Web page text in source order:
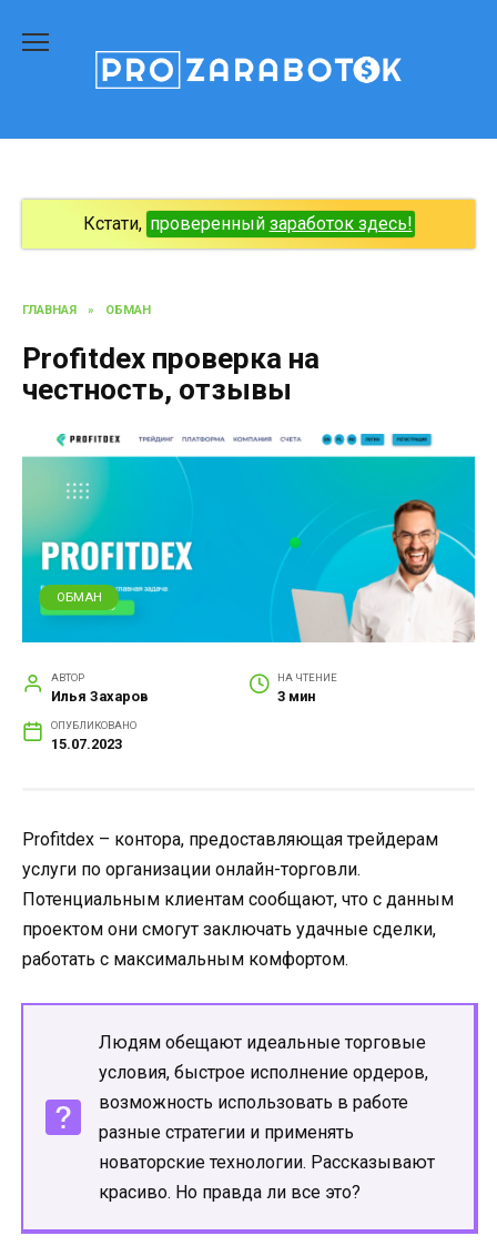
содержанию
Кстати, проверенный заработок здесь!
ГЛАВНАЯ » ОБМАН
Profitdex проверка на
честность, отзывы
ОБМАН
АВТОР
Илья Захаров
НА ЧТЕНИЕ
3 мин
ОПУБЛИКОВАНО
15.07.2023
Profitdex – контора, предоставляющая трейдерам
услуги по организации онлайн-торговли.
Потенциальным клиентам сообщают, что с данным
проектом они смогут заключать удачные сделки,
работать с максимальным комфортом.
Людям обещают идеальные торговые
условия, быстрое исполнение ордеров,
возможность использовать в работе
разные стратегии и применять
новаторские технологии. Рассказывают
красиво. Но правда ли все это?